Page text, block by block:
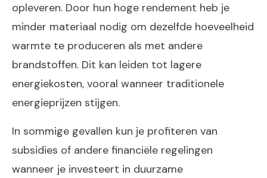
opleveren. Door hun hoge rendement heb je
minder materiaal nodig om dezelfde hoeveelheid
warmte te produceren als met andere
brandstoffen. Dit kan leiden tot lagere
energiekosten, vooral wanneer traditionele
energieprijzen stijgen.
In sommige gevallen kun je profiteren van
subsidies of andere financiële regelingen
wanneer je investeert in duurzame